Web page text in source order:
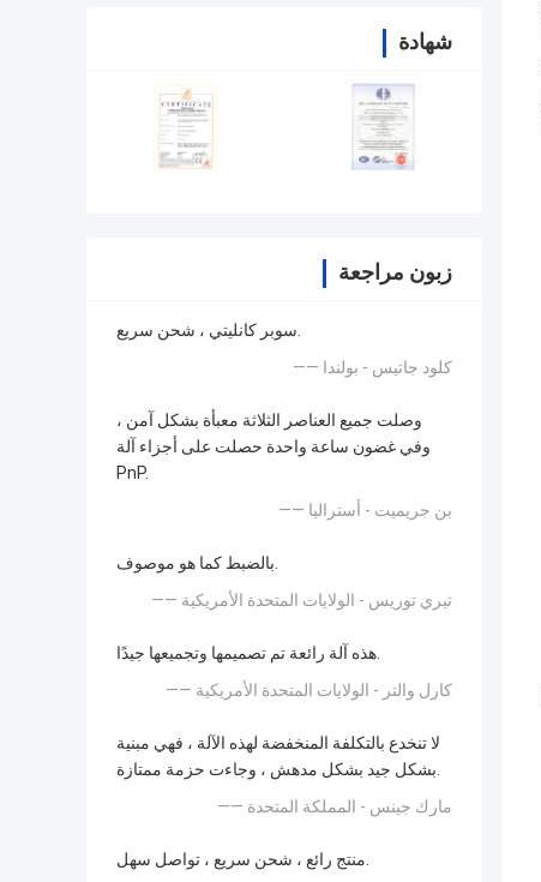
شهادة
زبون مراجعة
سوبر كانليتي ، شحن سريع.
—— كلود جاتيس - بولندا
وصلت جميع العناصر الثلاثة معبأة بشكل آمن ،
وفي غضون ساعة واحدة حصلت على أجزاء آلة
PnP.
—— بن جريميت - أستراليا
بالضبط كما هو موصوف.
—— تيري توريس - الولايات المتحدة الأمريكية
هذه آلة رائعة تم تصميمها وتجميعها جيدًا.
—— كارل والتر - الولايات المتحدة الأمريكية
لا تنخدع بالتكلفة المنخفضة لهذه الآلة ، فهي مبنية
بشكل جيد بشكل مدهش ، وجاءت حزمة ممتازة.
—— مارك جينس - المملكة المتحدة
منتج رائع ، شحن سريع ، تواصل سهل.